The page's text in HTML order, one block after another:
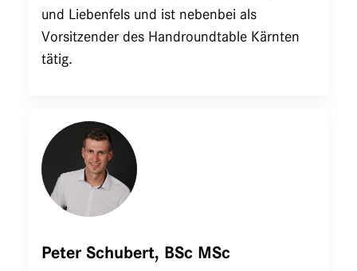
und Liebenfels und ist nebenbei als
Vorsitzender des Handroundtable Kärnten
tätig.
Peter Schubert, BSc MSc